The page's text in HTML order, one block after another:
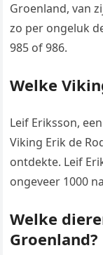
Groenland, van
zo per ongeluk
985 of 986.
Welke
Leif Eriksson,
Viking Erik de
ontdekte. Leif
ongeveer 1000
Welke
Groenland?